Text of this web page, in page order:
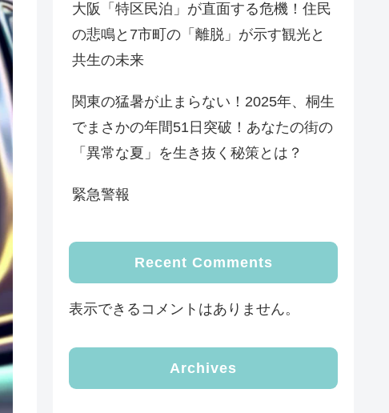
大阪「特区民泊」が直面する危機！住民
の悲鳴と7市町の「離脱」が示す観光と
共生の未来
関東の猛暑が止まらない！2025年、桐生
でまさかの年間51日突破！あなたの街の
「異常な夏」を生き抜く秘策とは？
緊急警報
Recent Comments
表示できるコメントはありません。
Archives